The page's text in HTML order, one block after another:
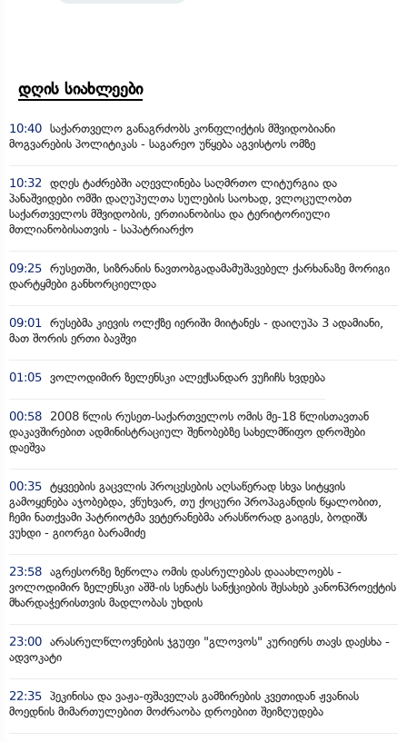
დღის სიახლეები
10:40 საქართველო განაგრძობს კონფლიქტის მშვიდობიანი
მოგვარების პოლიტიკას - საგარეო უწყება აგვისტოს ომზე
10:32
დღეს ტაძრებში აღევლინება საღმრთო ლიტურგია და
პანაშვიდები ომში დაღუპულთა სულების საოხად, ვლოცულობთ
საქართველოს მშვიდობის, ერთიანობისა და ტერიტორიული
მთლიანობისათვის - საპატრიარქო
09:25 რუსეთში, სიზრანის ნავთობგადამამუშავებელ ქარხანაზე მორიგი
დარტყმები განხორციელდა
09:01
რუსებმა კიევის ოლქზე იერიში მიიტანეს - დაიღუპა 3 ადამიანი,
მათ შორის ერთი ბავშვი
01:05 ვოლოდიმირ ზელენსკი ალექსანდარ ვუჩიჩს ხვდება
00:58
2008 წლის რუსეთ-საქართველოს ომის მე-18 წლისთავთან
დაკავშირებით ადმინისტრაციულ შენობებზე სახელმწიფო დროშები
დაეშვა
00:35 ტყვეების გაცვლის პროცესების აღსაწერად სხვა სიტყვის
გამოყენება აჯობებდა, ვწუხვარ, თუ ქოცური პროპაგანდის წყალობით,
ჩემი ნათქვამი პატრიოტმა ვეტერანებმა არასწორად გაიგეს, ბოდიშს
ვუხდი - გიორგი ბარამიძე
23:58 აგრესორზე ზეწოლა ომის დასრულებას დააახლოებს -
ვოლოდიმირ ზელენსკი აშშ-ის სენატს სანქციების შესახებ კანონპროექტის
მხარდაჭერისთვის მადლობას უხდის
23:00 არასრულწლოვნების ჯგუფი "გლოვოს" კურიერს თავს დაესხა -
ადვოკატი
22:35 პეკინისა და ვაჟა-ფშაველას გამზირების კვეთიდან ჟვანიას
მოედნის მიმართულებით მოძრაობა დროებით შეიზღუდება